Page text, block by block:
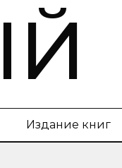
Издание книг